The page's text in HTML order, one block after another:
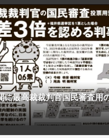
に最高裁裁判官国民審査用